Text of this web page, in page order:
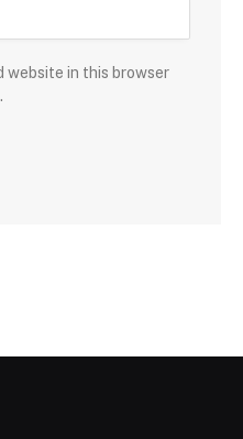
website in this browser